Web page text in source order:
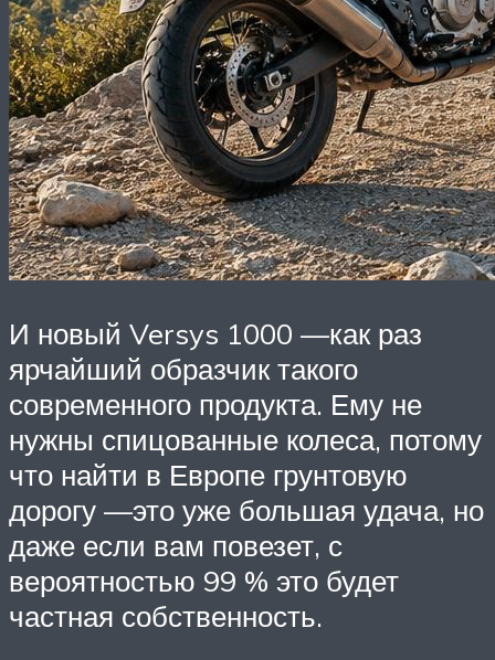
И новый Versys 1000 —как раз
ярчайший образчик такого
современного продукта. Ему не
нужны спицованные колеса, потому
что найти в Европе грунтовую
дорогу —это уже большая удача, но
даже если вам повезет, с
вероятностью 99 % это будет
частная собственность.